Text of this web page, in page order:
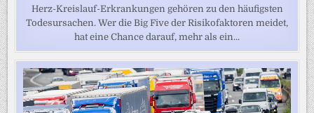
Herz-Kreislauf-Erkrankungen gehören zu den häufigsten
Todesursachen. Wer die Big Five der Risikofaktoren meidet,
hat eine Chance darauf, mehr als ein...